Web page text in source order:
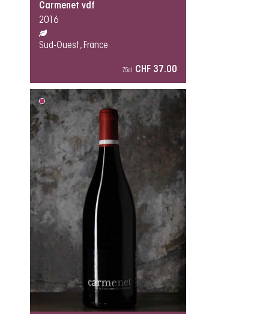
Carmenet vdf
2016
Sud-Ouest, France
75cl CHF 37.00